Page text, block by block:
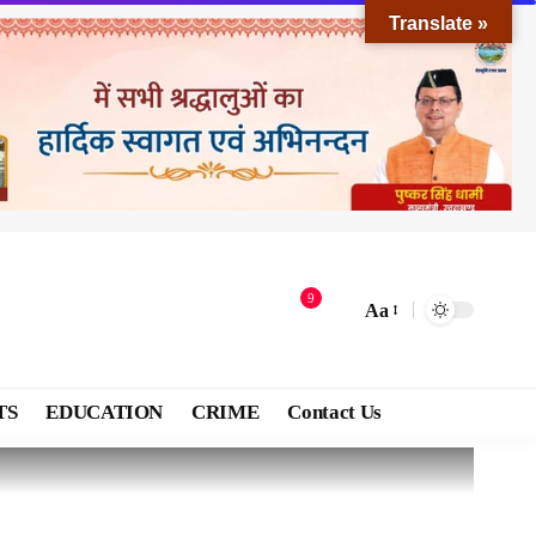
9
Aa
EDUCATION CRIME Contact Us
Translate »